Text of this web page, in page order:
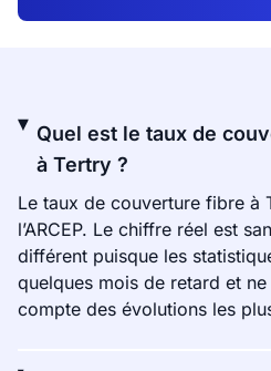
Quel est le taux de
à Tertry ?
Le taux de couverture fibre à
l’ARCEP. Le chiffre réel est
différent puisque les
quelques mois de retard et
compte des évolutions les